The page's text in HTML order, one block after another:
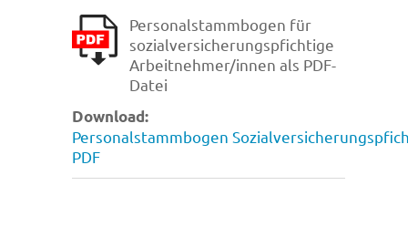
Personalstammbogen für
sozialversicherungspfichtige
Arbeitnehmer/innen als PDF-
Datei
Download:
Personalstammbogen
PDF